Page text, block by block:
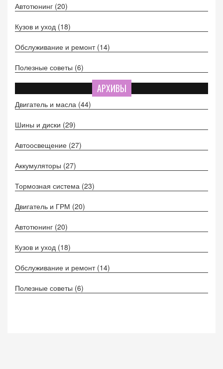
Автотюнинг (20)
Кузов и уход (18)
Обслуживание и ремонт (14)
Полезные советы (6)
АРХИВЫ
Двигатель и масла (44)
Шины и диски (29)
Автоосвещение (27)
Аккумуляторы (27)
Тормозная система (23)
Двигатель и ГРМ (20)
Автотюнинг (20)
Кузов и уход (18)
Обслуживание и ремонт (14)
Полезные советы (6)